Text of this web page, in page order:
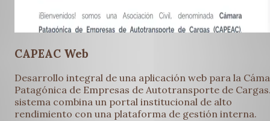
CAPEAC Web
Desarrollo integral de una aplicación web para la
Patagónica de Empresas de Autotransporte de
sistema combina un portal institucional de alto
rendimiento con una plataforma de gestión interna.